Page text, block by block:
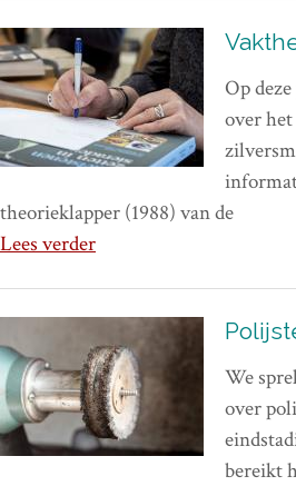
Op
over
theorieklapper (1988) van de
Lees verder
We
over
bereikt